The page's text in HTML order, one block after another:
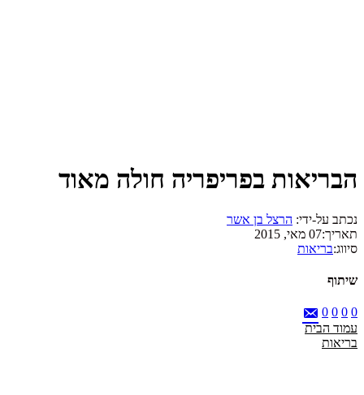
הבריאות בפריפריה חולה מאוד
נכתב על-ידי: הרצל בן אשר
תאריך:07 מאי, 2015
סיווג:בריאות
שיתוף
0
0
0
0
עמוד הבית
בריאות